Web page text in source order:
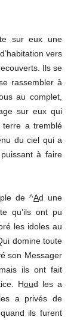
sur eux une
vers
Ils se
rassembler à
au complet,
sur eux qui
a tremblé
du ciel qui a
à faire
de ^Ad une
qu’ils ont pu
les idoles au
domine toute
son Messager
ils ont fait
Houd les a
a privés de
ils furent